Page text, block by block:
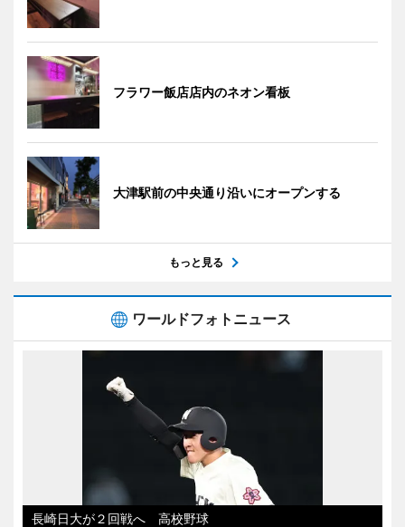
フラワー飯店店内のネオン看板
大津駅前の中央通り沿いにオープンする
もっと見る
ワールドフォトニュース
長崎日大が２回戦へ 高校野球